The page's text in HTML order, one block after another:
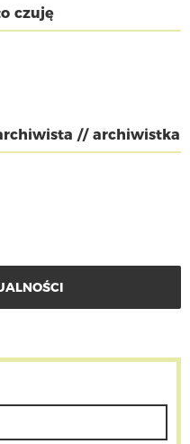
czuję
// archiwistka